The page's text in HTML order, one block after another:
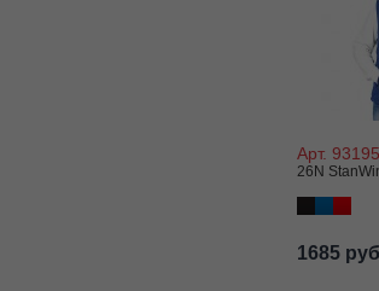
Арт. 93195
26N
1685 руб